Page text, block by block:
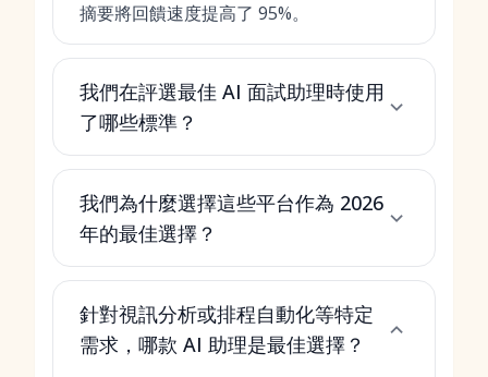
摘要將回饋速度提高了 95%。
我們在評選最佳 AI 面試助理時使用
了哪些標準？
我們為什麼選擇這些平台作為 2026
年的最佳選擇？
針對視訊分析或排程自動化等特定
需求，哪款 AI 助理是最佳選擇？